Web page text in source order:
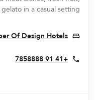
in a casual setting.
Of Design Hotels™
+41 91 7858888